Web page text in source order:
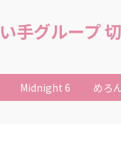
手グループ
Midnight 6 めろ